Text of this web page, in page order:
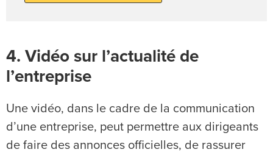
4. Vidéo sur l’actualité de
l’entreprise
Une vidéo, dans le cadre de la communication
d’une entreprise, peut permettre aux dirigeants
de faire des annonces officielles, de rassurer